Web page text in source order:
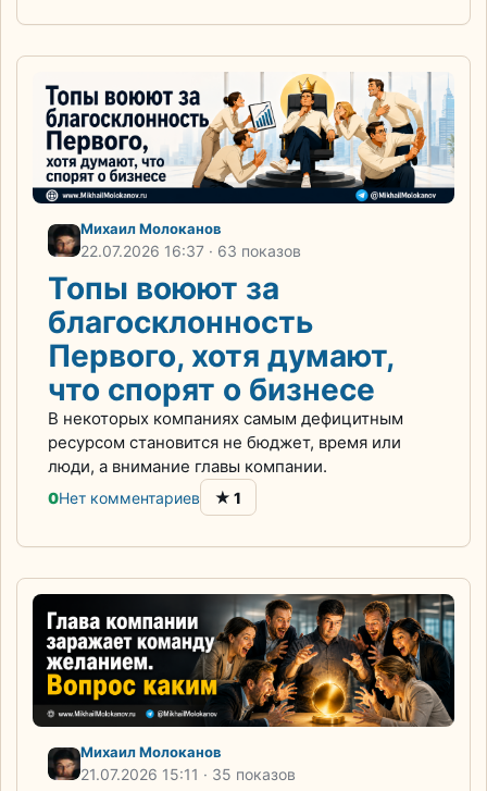
Михаил Молоканов
22.07.2026 16:37 · 63 показов
Топы воюют за
благосклонность
Первого, хотя думают,
что спорят о бизнесе
В некоторых компаниях самым дефицитным
ресурсом становится не бюджет, время или
люди, а внимание главы компании.
0Нет комментариев ★ 1
Михаил Молоканов
21.07.2026 15:11 · 35 показов